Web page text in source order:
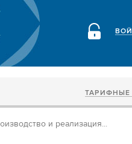
и реализация...